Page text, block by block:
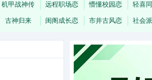
机甲战神传 远程职场恋 懵懂校园恋 轻喜
古神归来 闺阁成长恋 市井古风恋 社会